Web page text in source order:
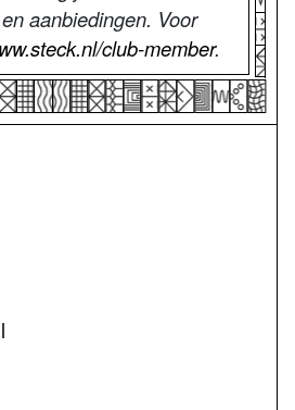
aanbiedingen. Voor
club-member.